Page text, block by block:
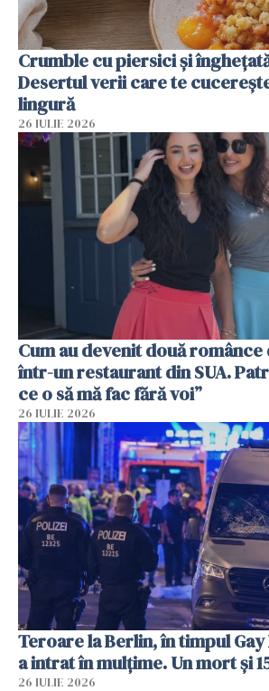
Crumble cu piersici și
Desertul verii care te
lingură
26 IULIE 2026
Cum au devenit două
într-un restaurant din SUA.
ce o să mă fac fără voi”
26 IULIE 2026
Teroare la Berlin, în timpul
a intrat în mulțime. Un mort și
26 IULIE 2026